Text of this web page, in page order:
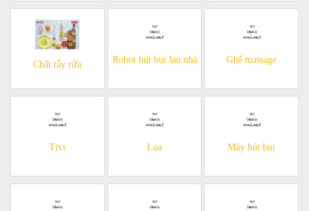
Chất tẩy rửa Robot hút bụi lau nhà Ghế massage
Tivi Loa Máy hút bụi